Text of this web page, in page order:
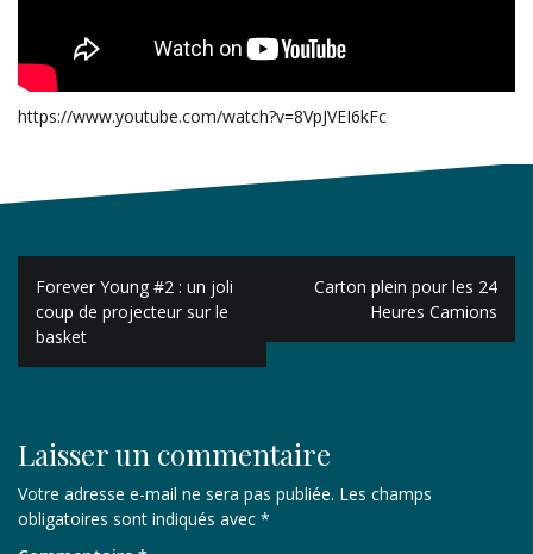
https://www.youtube.com/watch?v=8VpJVEI6kFc
Navigation
de
l’article
Forever Young #2 : un joli
coup de projecteur sur le
basket
Carton plein pour les 24
Heures Camions
Laisser un commentaire
Votre adresse e-mail ne sera pas publiée. Les champs
obligatoires sont indiqués avec *